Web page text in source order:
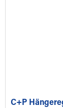
C+P